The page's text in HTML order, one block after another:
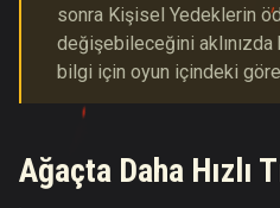
sonra Kişisel Yedeklerin
değişebileceğini aklınızda
bilgi için oyun içindeki
Ağaçta Daha Hızlı